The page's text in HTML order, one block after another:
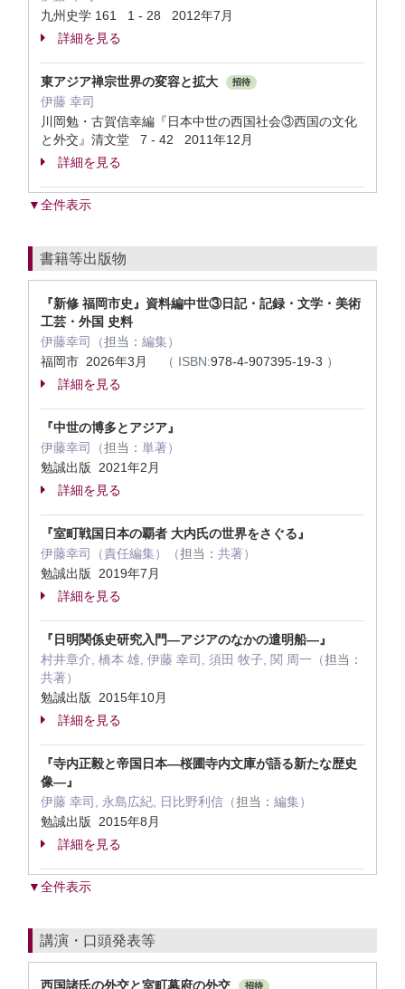
九州史学 161 1 - 28 2012年7月
詳細を見る
東アジア禅宗世界の変容と拡大 招待
伊藤 幸司
川岡勉・古賀信幸編『日本中世の西国社会③西国の文化
と外交』清文堂 7 - 42 2011年12月
詳細を見る
▼全件表示
書籍等出版物
『新修 福岡市史』資料編中世③日記・記録・文学・美術
工芸・外国 史料
伊藤幸司（担当： 編集）
福岡市 2026年3月
（ ISBN:978-4-907395-19-3 ）
詳細を見る
『中世の博多とアジア』
伊藤幸司（担当： 単著）
勉誠出版 2021年2月
詳細を見る
『室町戦国日本の覇者 大内氏の世界をさぐる』
伊藤幸司（責任編集）（担当： 共著）
勉誠出版 2019年7月
詳細を見る
『日明関係史研究入門―アジアのなかの遣明船―』
村井章介, 橋本 雄, 伊藤 幸司, 須田 牧子, 関 周一（担当：
共著）
勉誠出版 2015年10月
詳細を見る
『寺内正毅と帝国日本―桜圃寺内文庫が語る新たな歴史
像―』
伊藤 幸司, 永島広紀, 日比野利信（担当： 編集）
勉誠出版 2015年8月
詳細を見る
▼全件表示
講演・口頭発表等
西国諸氏の外交と室町幕府の外交 招待